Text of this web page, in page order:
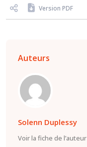
Version PDF
Auteurs
Solenn Duplessy
Voir la fiche de l’auteur